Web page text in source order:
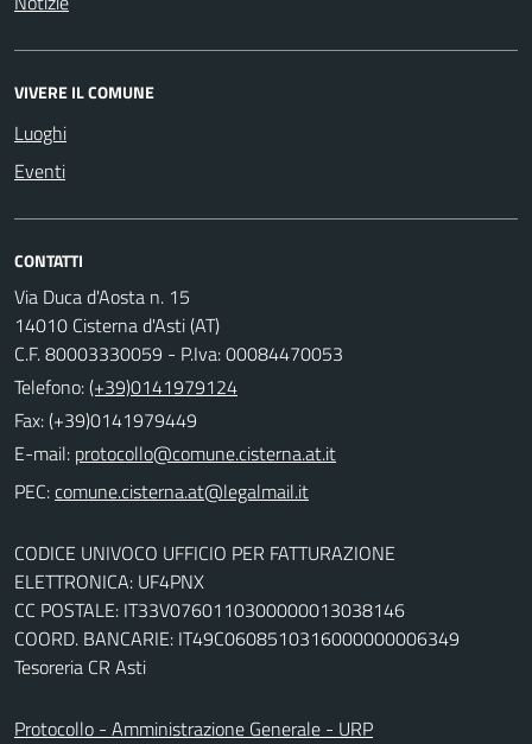
VIVERE IL COMUNE
Luoghi
Eventi
CONTATTI
Via Duca d'Aosta n. 15
14010 Cisterna d'Asti (AT)
C.F. 80003330059 - P.Iva: 00084470053
Telefono:(+39)0141979124
Fax: (+39)0141979449
E-mail:
PEC:
CODICE UNIVOCO UFFICIO PER FATTURAZIONE
ELETTRONICA: UF4PNX
CC POSTALE: IT33V0760110300000013038146
COORD. BANCARIE: IT49C0608510316000000006349
Tesoreria CR Asti
Protocollo - Amministrazione Generale - URP